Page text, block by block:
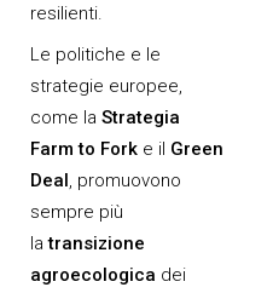
resilienti.
Le politiche e le
strategie europee,
come la Strategia
Farm to Forke il Green
Deal, promuovono
sempre più
latransizione
agroecologica dei